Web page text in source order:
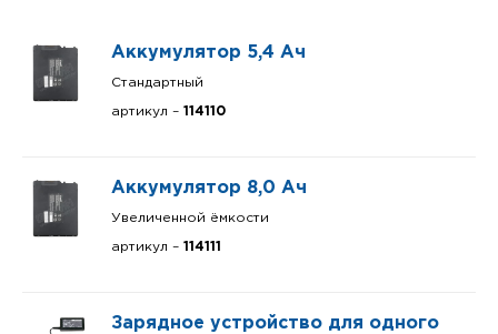
Аккумулятор 5,4 Ач
Стандартный
артикул – 114110
Аккумулятор 8,0 Ач
Увеличенной ёмкости
артикул – 114111
Зарядное устройство для одного